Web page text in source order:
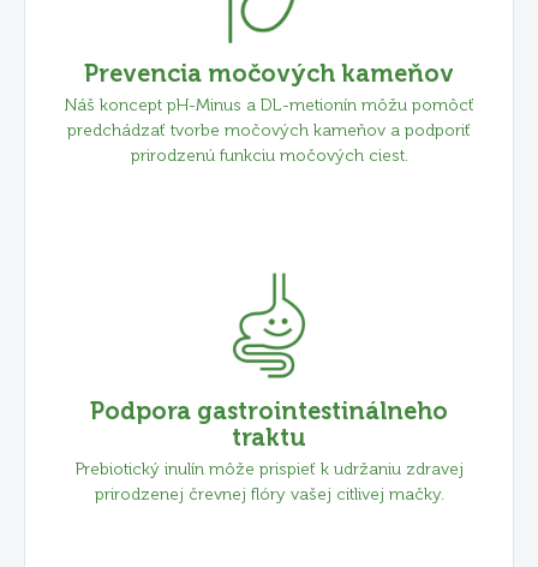
Prevencia močových kameňov
Náš koncept pH-Minus a DL-metionín môžu pomôcť
predchádzať tvorbe močových kameňov a podporiť
prirodzenú funkciu močových ciest.
Podpora gastrointestinálneho
traktu
Prebiotický inulín môže prispieť k udržaniu zdravej
prirodzenej črevnej flóry vašej citlivej mačky.